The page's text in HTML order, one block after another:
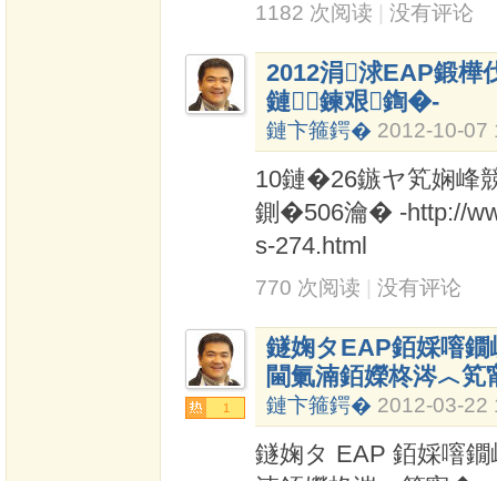
1182 次阅读 没有评论
2012涓浗EAP鍛樺
鏈鍊艰鍧�-
鏈卞箍鍔� 2012-10-07
10鏈�26鏃ヤ笂娴峰
鍘�506瀹� -http://
s-274.html
770 次阅读 没有评论
1
鐩婅タEAP銆婇噾
閫氭湳銆嬫柊涔︿
鏈卞箍鍔� 2012-03-22
鐩婅タ EAP 銆婇噾